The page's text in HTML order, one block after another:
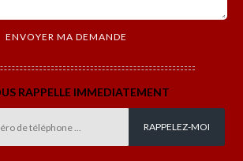
RAPPELLE IMMEDIATEMENT